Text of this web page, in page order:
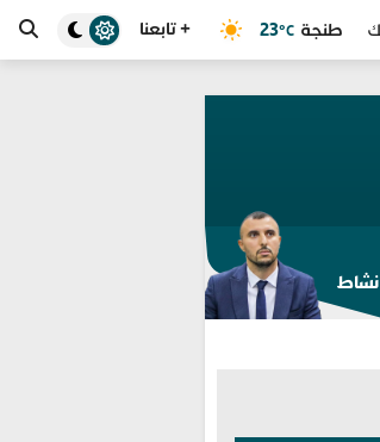
طنجة 23 °C + تابعنا
للتوقيف بالفنيدق وتطوان